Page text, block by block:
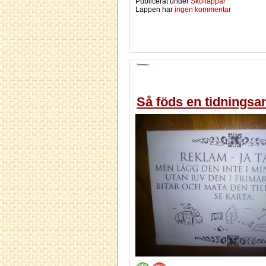
Lappen har ingen kommentar
Så föds en